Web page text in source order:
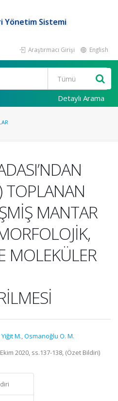
Yönetim Sistemi
Araştırmacı Girişi English
Detaylı Arama
TOPLANAN
MANTAR
MOLEKÜLER
M.,Osmanoğlu O. M.
2020, ss.137-138, (Özet Bildiri)